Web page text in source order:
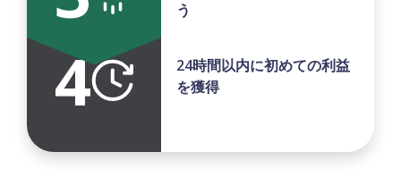
う
4
24時間以内に初めての利益
を獲得